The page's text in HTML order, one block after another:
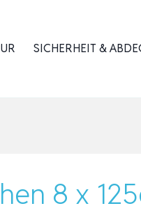
SICHERHEIT &
8 x